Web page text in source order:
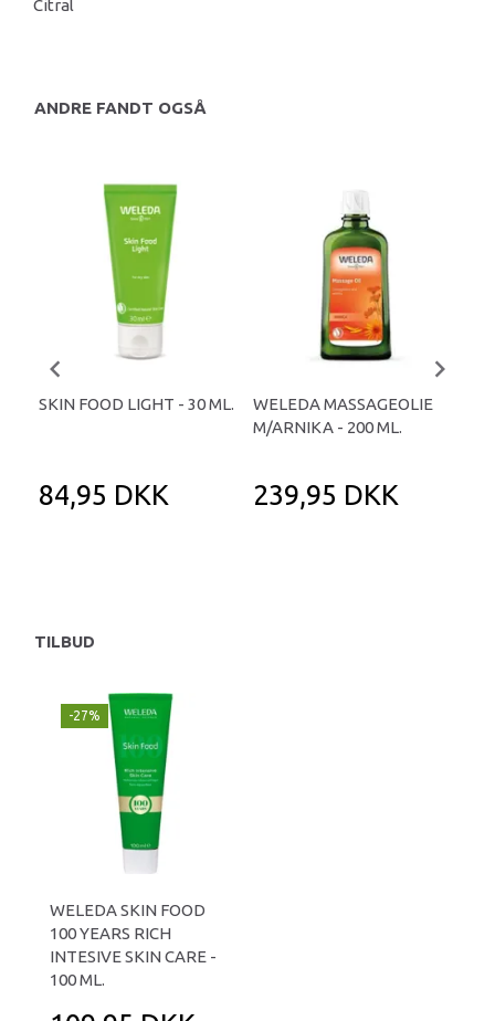
Citral
ANDRE FANDT OGSÅ
SKIN FOOD LIGHT - 30 ML.
84,95 DKK
WELEDA MASSAGEOLIE
M/ARNIKA - 200 ML.
239,95 DKK
TILBUD
-27%
WELEDA SKIN FOOD
100 YEARS RICH
INTESIVE SKIN CARE -
100 ML.